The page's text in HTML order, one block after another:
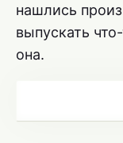
нашлись
выпускать
она.